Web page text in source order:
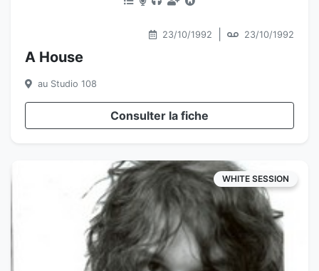
23/10/1992 23/10/1992
A House
au Studio 108
Consulter la fiche
WHITE SESSION